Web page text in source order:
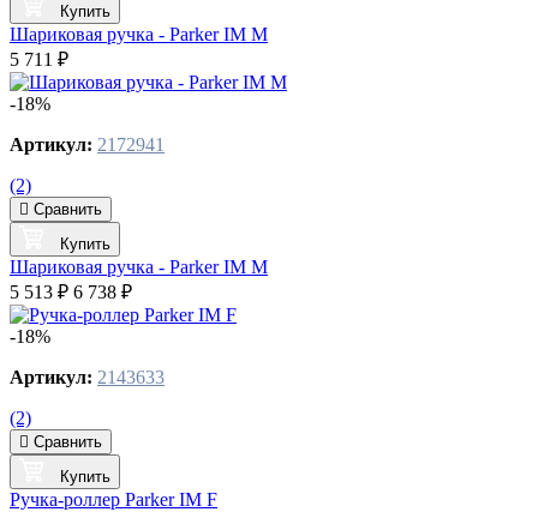
Купить
Шариковая ручка - Parker IM M
5 711 ₽
-18%
Артикул: 2172941
(2)
Сравнить
Купить
Шариковая ручка - Parker IM M
5 513 ₽ 6 738 ₽
-18%
Артикул: 2143633
(2)
Сравнить
Купить
Ручка-роллер Parker IM F